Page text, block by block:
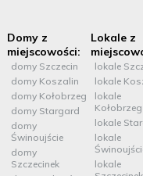
Domy z
miejscowości:
domy Szczecin
domy Koszalin
domy Kołobrzeg
domy Stargard
domy
Świnoujście
domy
Szczecinek
Lokale z
lokale
lokale
lokale
Kołobrzeg
lokale
lokale
lokale